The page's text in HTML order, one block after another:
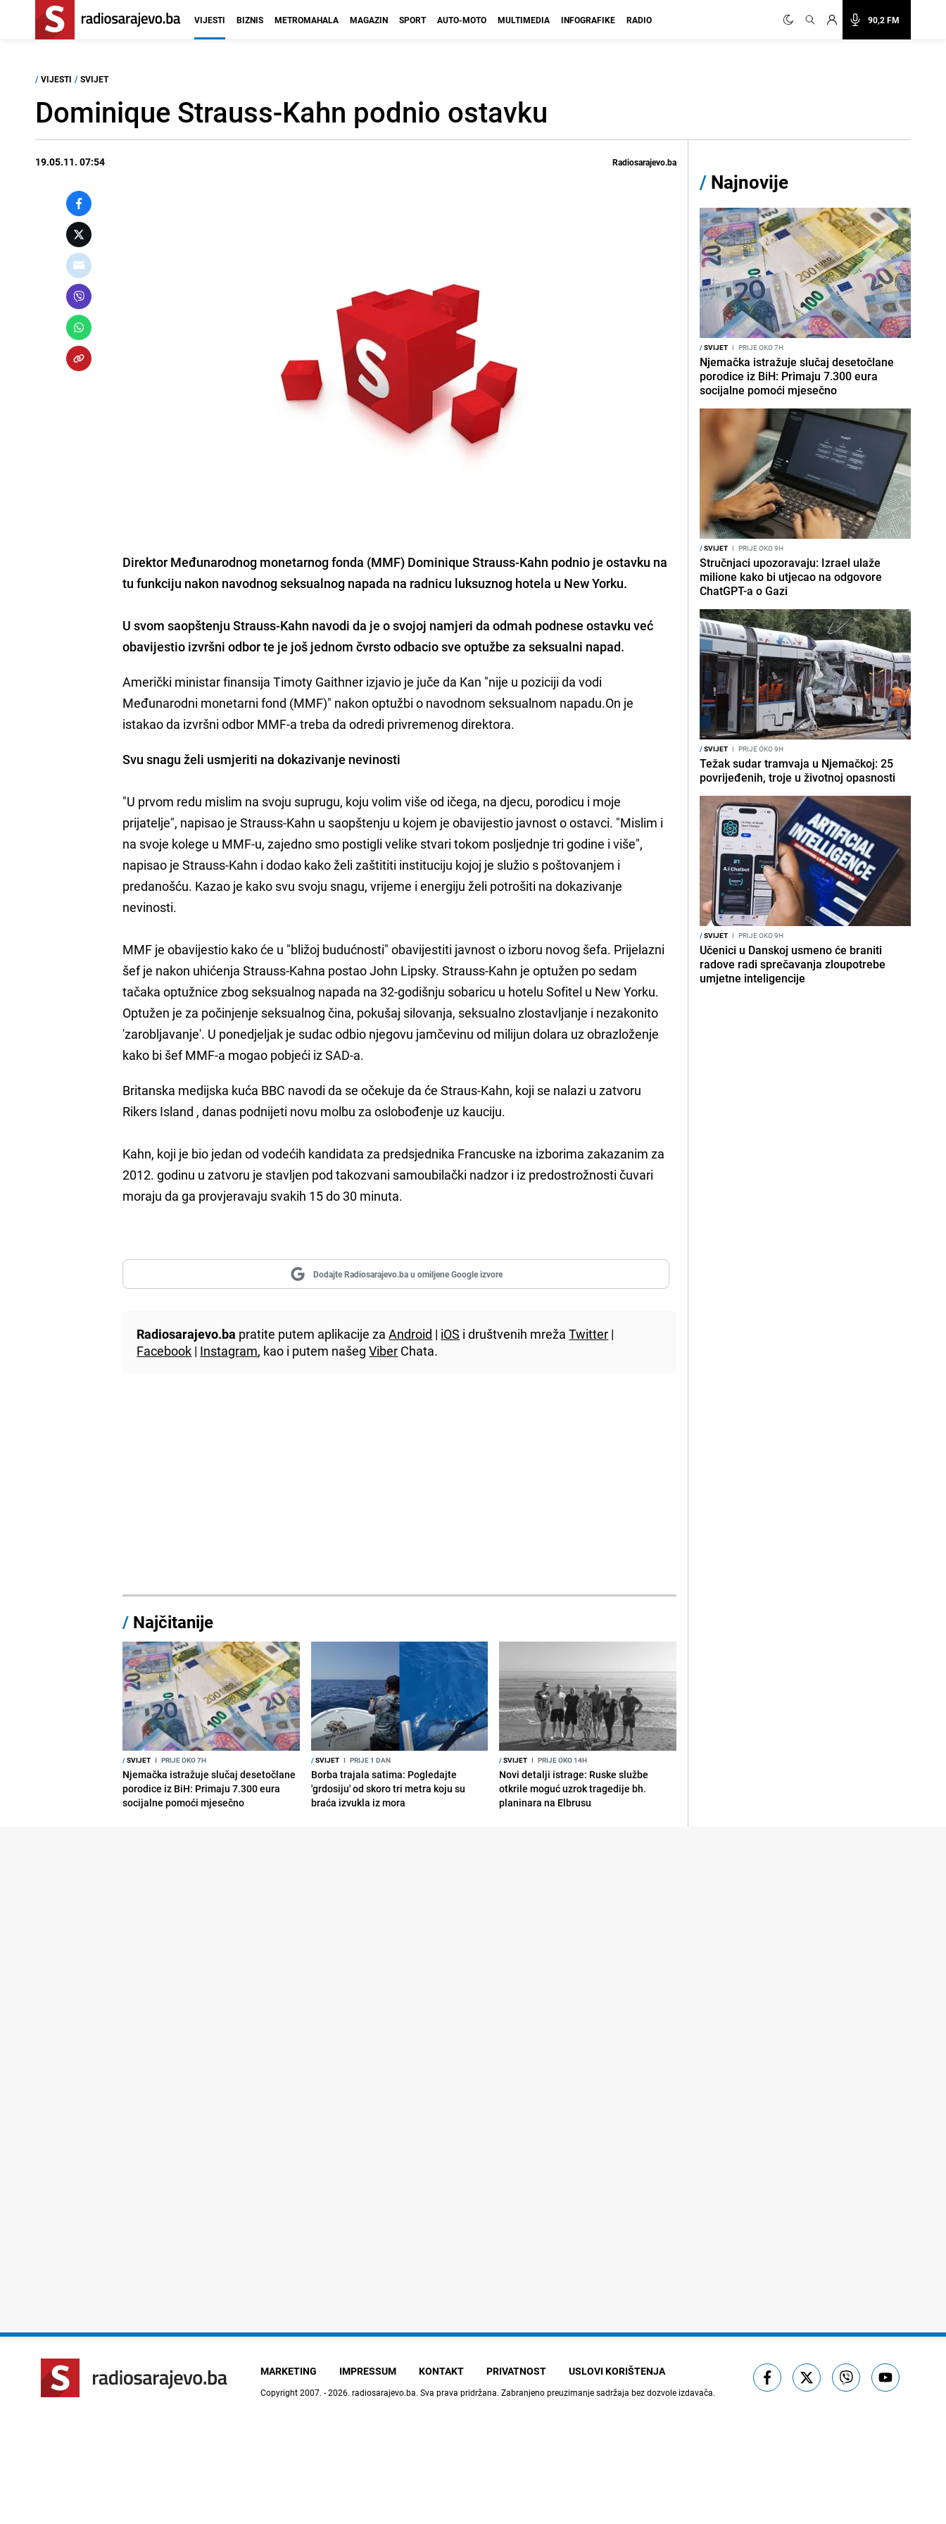
90,2 FM
VIJESTI BIZNIS METROMAHALA MAGAZIN SPORT AUTO-MOTO MULTIMEDIA INFOGRAFIKE RADIO
/ VIJESTI / SVIJET
Dominique Strauss-Kahn podnio ostavku
19.05.11. 07:54 Radiosarajevo.ba
Direktor Međunarodnog monetarnog fonda (MMF) Dominique Strauss-Kahn podnio je ostavku na
tu funkciju nakon navodnog seksualnog napada na radnicu luksuznog hotela u New Yorku.
U svom saopštenju Strauss-Kahn navodi da je o svojoj namjeri da odmah podnese ostavku već
obavijestio izvršni odbor te je još jednom čvrsto odbacio sve optužbe za seksualni napad.
Američki ministar finansija Timoty Gaithner izjavio je juče da Kan "nije u poziciji da vodi
Međunarodni monetarni fond (MMF)" nakon optužbi o navodnom seksualnom napadu.On je
istakao da izvršni odbor MMF-a treba da odredi privremenog direktora.
Svu snagu želi usmjeriti na dokazivanje nevinosti
"U prvom redu mislim na svoju suprugu, koju volim više od ičega, na djecu, porodicu i moje
prijatelje", napisao je Strauss-Kahn u saopštenju u kojem je obavijestio javnost o ostavci. "Mislim i
na svoje kolege u MMF-u, zajedno smo postigli velike stvari tokom posljednje tri godine i više",
napisao je Strauss-Kahn i dodao kako želi zaštititi instituciju kojoj je služio s poštovanjem i
predanošću. Kazao je kako svu svoju snagu, vrijeme i energiju želi potrošiti na dokazivanje
nevinosti.
MMF je obavijestio kako će u "bližoj budućnosti" obavijestiti javnost o izboru novog šefa. Prijelazni
šef je nakon uhićenja Strauss-Kahna postao John Lipsky. Strauss-Kahn je optužen po sedam
tačaka optužnice zbog seksualnog napada na 32-godišnju sobaricu u hotelu Sofitel u New Yorku.
Optužen je za počinjenje seksualnog čina, pokušaj silovanja, seksualno zlostavljanje i nezakonito
'zarobljavanje'. U ponedjeljak je sudac odbio njegovu jamčevinu od milijun dolara uz obrazloženje
kako bi šef MMF-a mogao pobjeći iz SAD-a.
Britanska medijska kuća BBC navodi da se očekuje da će Straus-Kahn, koji se nalazi u zatvoru
Rikers Island , danas podnijeti novu molbu za oslobođenje uz kauciju.
Kahn, koji je bio jedan od vodećih kandidata za predsjednika Francuske na izborima zakazanim za
2012. godinu u zatvoru je stavljen pod takozvani samoubilački nadzor i iz predostrožnosti čuvari
moraju da ga provjeravaju svakih 15 do 30 minuta.
Dodajte Radiosarajevo.ba u omiljene Google izvore
Radiosarajevo.ba pratite putem aplikacije zaAndroid | iOS i društvenih mrežaTwitter |
Facebook | Instagram, kao i putem našegViber Chata.
/ Najčitanije
/SVIJET I PRIJE OKO 7H
Njemačka istražuje slučaj desetočlane
porodice iz BiH: Primaju 7.300 eura
socijalne pomoći mjesečno
/SVIJET I PRIJE 1 DAN
Borba trajala satima: Pogledajte
'grdosiju' od skoro tri metra koju su
braća izvukla iz mora
/SVIJET I PRIJE OKO 14H
Novi detalji istrage: Ruske službe
otkrile moguć uzrok tragedije bh.
planinara na Elbrusu
/ Najnovije
/SVIJET I PRIJE OKO 7H
Njemačka istražuje slučaj desetočlane
porodice iz BiH: Primaju 7.300 eura
socijalne pomoći mjesečno
/SVIJET I PRIJE OKO 9H
Stručnjaci upozoravaju: Izrael ulaže
milione kako bi utjecao na odgovore
ChatGPT-a o Gazi
/SVIJET I PRIJE OKO 9H
Težak sudar tramvaja u Njemačkoj: 25
povrijeđenih, troje u životnoj opasnosti
/SVIJET I PRIJE OKO 9H
Učenici u Danskoj usmeno će braniti
radove radi sprečavanja zloupotrebe
umjetne inteligencije
MARKETING IMPRESSUM KONTAKT PRIVATNOST USLOVI KORIŠTENJA
Copyright 2007. - 2026. radiosarajevo.ba. Sva prava pridržana. Zabranjeno preuzimanje sadržaja bez dozvole izdavača.